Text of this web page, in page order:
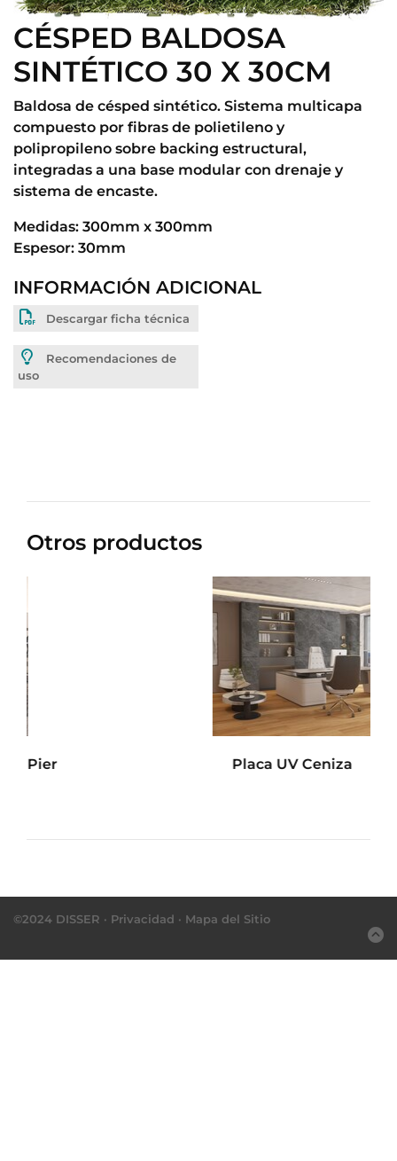
CÉSPED BALDOSA
SINTÉTICO 30 X 30CM
Baldosa de césped sintético. Sistema multicapa
compuesto por fibras de polietileno y
polipropileno sobre backing estructural,
integradas a una base modular con drenaje y
sistema de encaste.
Medidas: 300mm x 300mm
Espesor: 30mm
INFORMACIÓN ADICIONAL
Descargar ficha técnica
Recomendaciones de
uso
Otros productos
Placa UV Ceniza
©2024 DISSER · Privacidad · Mapa del Sitio